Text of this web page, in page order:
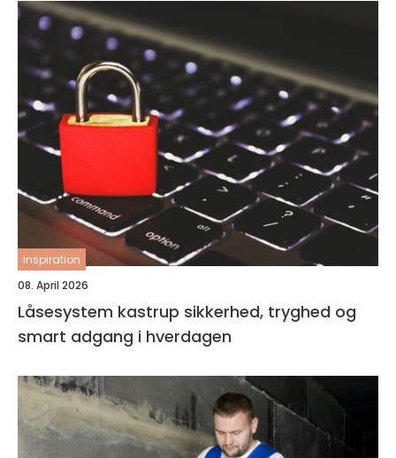
inspiration
08. April 2026
Låsesystem kastrup sikkerhed, tryghed og
smart adgang i hverdagen